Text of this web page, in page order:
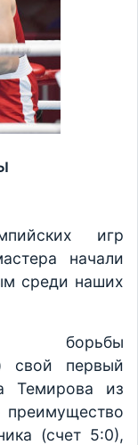
игр
начали
среди наших
борьбы
свой первый
Темирова из
преимущество
(счет 5:0),